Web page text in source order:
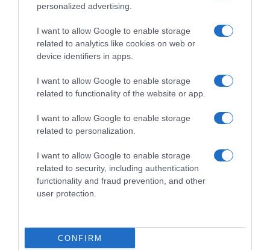
personalized advertising.
I want to allow Google to enable storage
related to analytics like cookies on web or
device identifiers in apps.
I want to allow Google to enable storage
related to functionality of the website or app.
I want to allow Google to enable storage
related to personalization.
I want to allow Google to enable storage
related to security, including authentication
functionality and fraud prevention, and other
user protection.
CONFIRM
ΠΑΣΟΚ: “Ο κ. Γεωργιάδης συνεχίζει
να πετάει χαρταετό – Ποιος θα
πληρώσει τον λογαριασμό των 40
"Ο Υπουργός Υγείας σε νέες περιπέτειες"